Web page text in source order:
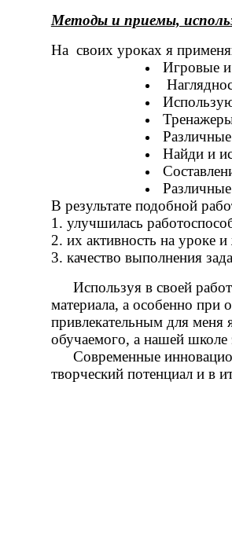
Методы и приемы,
На своих уроках я
Игровые и
Найди и
В результате подобной
1. улучшилась
2. их активность на уроке и
3. качество выполнения
Используя в своей
материала, а особенно при
привлекательным для меня
обучаемого, а нашей школе
Современные
творческий потенциал и в